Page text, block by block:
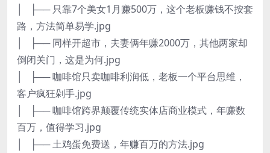
│ ├── 只靠7个美女1月赚500万，这个老板赚钱不按套
路，方法简单易学.jpg
│ ├── 同样开超市，夫妻俩年赚2000万，其他两家却
倒闭关门，这是为何.jpg
│ ├── 咖啡馆只卖咖啡利润低，老板一个平台思维，
客户疯狂剁手.jpg
│ ├── 咖啡馆跨界颠覆传统实体店商业模式，年赚数
百万，值得学习.jpg
│ ├── 土鸡蛋免费送，年赚百万的方法.jpg